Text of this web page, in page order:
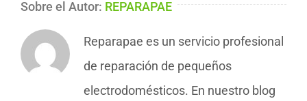
Sobre el Autor: REPARAPAE
Reparapae es un servicio profesional
de reparación de pequeños
electrodomésticos. En nuestro blog